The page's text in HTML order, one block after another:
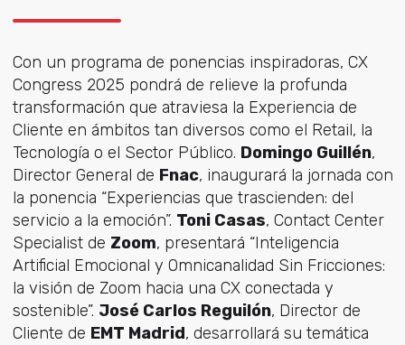
Con un programa de ponencias inspiradoras, CX
Congress 2025 pondrá de relieve la profunda
transformación que atraviesa la Experiencia de
Cliente en ámbitos tan diversos como el Retail, la
Tecnología o el Sector Público. Domingo Guillén,
Director General de Fnac, inaugurará la jornada con
la ponencia “Experiencias que trascienden: del
servicio a la emoción”. Toni Casas, Contact Center
Specialist de Zoom, presentará “Inteligencia
Artificial Emocional y Omnicanalidad Sin Fricciones:
la visión de Zoom hacia una CX conectada y
sostenible”. José Carlos Reguilón, Director de
Cliente de EMT Madrid, desarrollará su temática